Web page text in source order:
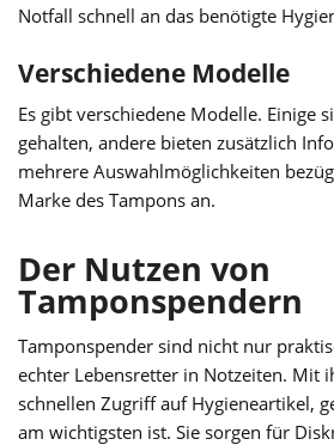
Notfall schnell an das benötigte
Verschiedene Modelle
Es gibt verschiedene Modelle. Einige
gehalten, andere bieten zusätzlich
mehrere Auswahlmöglichkeiten
Marke des Tampons an.
Der Nutzen von
Tamponspendern
Tamponspender sind nicht nur
echter Lebensretter in Notzeiten. Mit
schnellen Zugriff auf Hygieneartikel,
am wichtigsten ist. Sie sorgen für